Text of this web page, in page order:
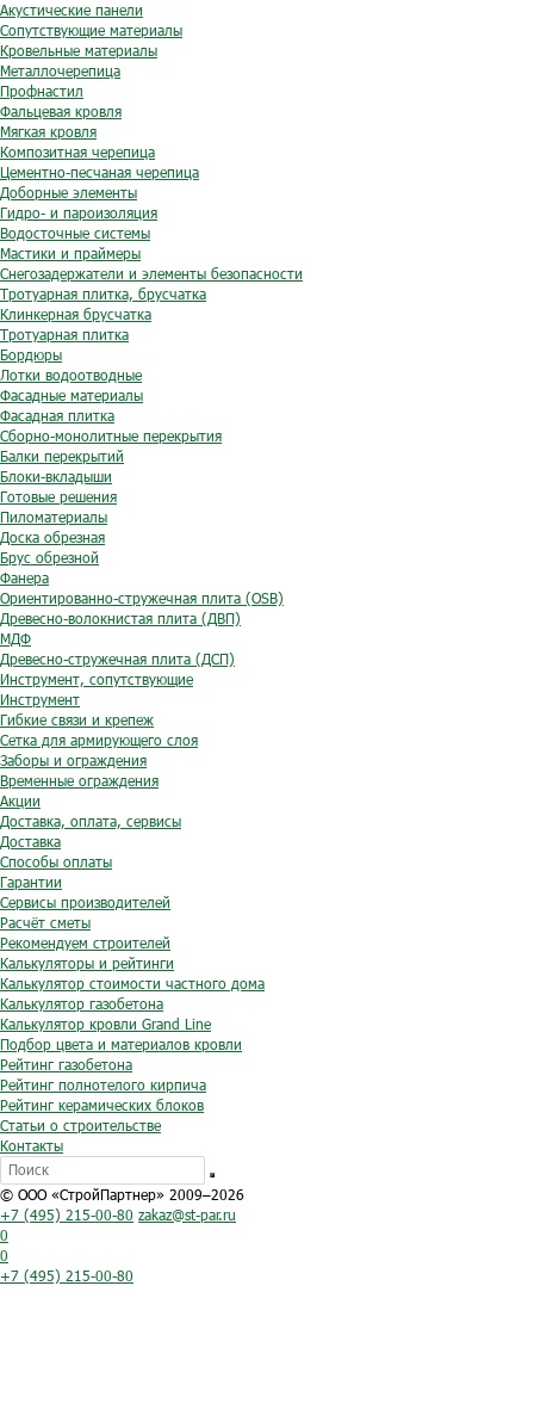
Акустические панели
Сопутствующие материалы
Кровельные материалы
Металлочерепица
Профнастил
Фальцевая кровля
Мягкая кровля
Композитная черепица
Цементно-песчаная черепица
Доборные элементы
Гидро- и пароизоляция
Водосточные системы
Мастики и праймеры
Снегозадержатели и элементы безопасности
Тротуарная плитка, брусчатка
Клинкерная брусчатка
Тротуарная плитка
Бордюры
Лотки водоотводные
Фасадные материалы
Фасадная плитка
Сборно-монолитные перекрытия
Балки перекрытий
Блоки-вкладыши
Готовые решения
Пиломатериалы
Доска обрезная
Брус обрезной
Фанера
Ориентированно-стружечная плита (OSB)
Древесно-волокнистая плита (ДВП)
МДФ
Древесно-стружечная плита (ДСП)
Инструмент, сопутствующие
Инструмент
Гибкие связи и крепеж
Сетка для армирующего слоя
Заборы и ограждения
Временные ограждения
Акции
Доставка, оплата, сервисы
Доставка
Способы оплаты
Гарантии
Сервисы производителей
Расчёт сметы
Рекомендуем строителей
Калькуляторы и рейтинги
Калькулятор стоимости частного дома
Калькулятор газобетона
Калькулятор кровли Grand Line
Подбор цвета и материалов кровли
Рейтинг газобетона
Рейтинг полнотелого кирпича
Рейтинг керамических блоков
Статьи о строительстве
Контакты
© ООО «СтройПартнер» 2009–2026
+7 (495) 215-00-80 zakaz@st-par.ru
0
0
+7 (495) 215-00-80